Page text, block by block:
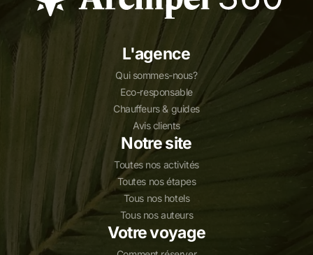
L'agence
Qui sommes-nous?
Eco-responsable
Chauffeurs & guides
Avis clients
Notre site
Toutes nos activités
Toutes nos étapes
Tous nos hotels
Tous nos auteurs
Votre voyage